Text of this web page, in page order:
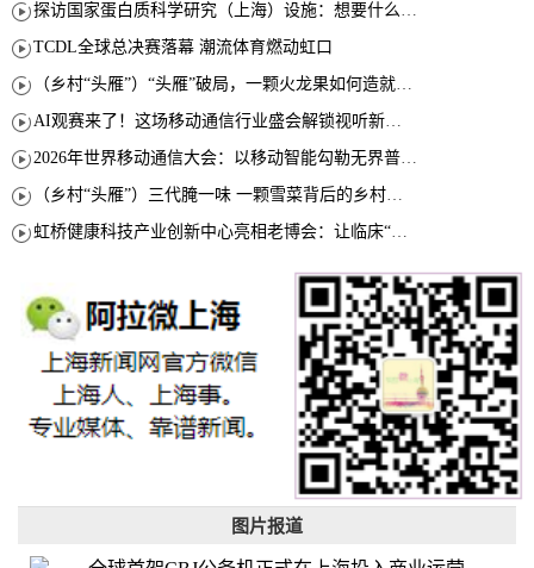
探访国家蛋白质科学研究（上海）设施：想要什么蛋白 AI直接设计合成
TCDL全球总决赛落幕 潮流体育燃动虹口
（乡村“头雁”）“头雁”破局，一颗火龙果如何造就沪上乡村特色产业化路径
AI观赛来了！这场移动通信行业盛会解锁视听新玩法
2026年世界移动通信大会：以移动智能勾勒无界普惠新愿景
（乡村“头雁”）三代腌一味 一颗雪菜背后的乡村致富经
虹桥健康科技产业创新中心亮相老博会：让临床“需求”定义银发经济新生态
图片报道